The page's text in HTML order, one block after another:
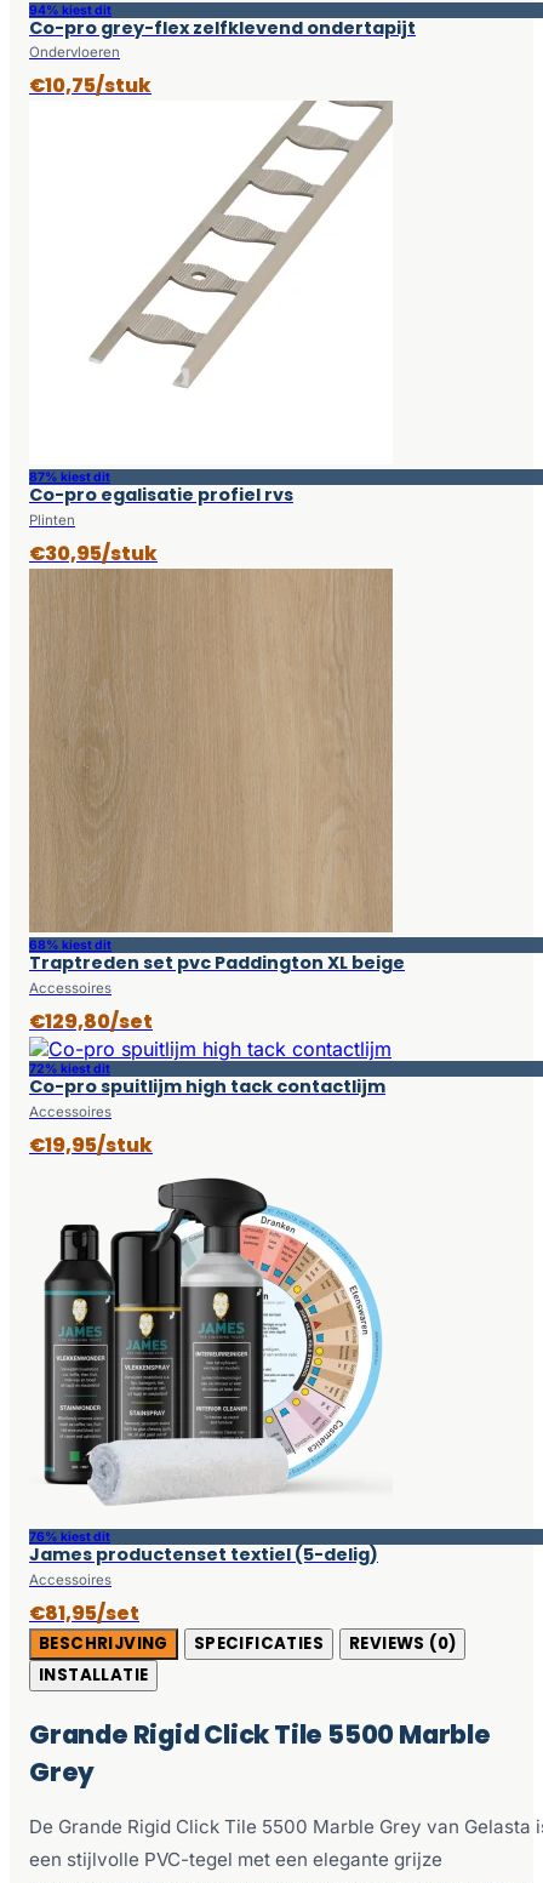
94% kiest dit
Co-pro grey-flex zelfklevend ondertapijt
Ondervloeren
€10,75/stuk
87% kiest dit
Co-pro egalisatie profiel rvs
Plinten
€30,95/stuk
68% kiest dit
Traptreden set pvc Paddington XL beige
Accessoires
€129,80/set
72% kiest dit
Co-pro spuitlijm high tack contactlijm
Accessoires
€19,95/stuk
76% kiest dit
James productenset textiel (5-delig)
Accessoires
€81,95/set
BESCHRIJVING SPECIFICATIES
REVIEWS (0)
INSTALLATIE
Grande Rigid Click Tile 5500 Marble
Grey
De Grande Rigid Click Tile 5500 Marble Grey van Gelasta
een stijlvolle PVC-tegel met een elegante grijze